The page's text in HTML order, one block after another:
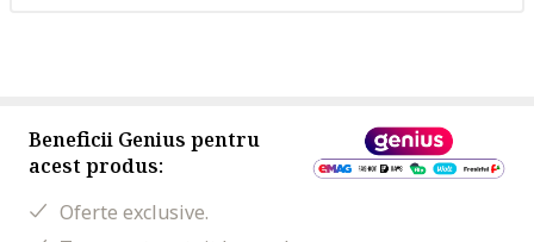
Beneficii Genius pentru
acest produs:
Oferte exclusive.